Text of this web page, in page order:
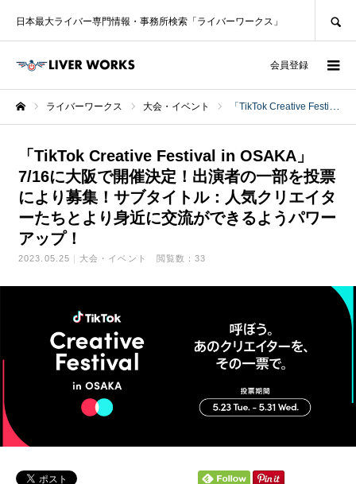
日本最大ライバー専門情報・事務所検索「ライバーワークス」
会員登録
ライバーワークス 大会・イベント 「TikTok Creative Festival in OSAKA」7/16に大阪で開催決定！出演者の一部を投票により募集！サブタイトル：人気クリエイターたちとより身近に交流ができるようパワーアップ！
「TikTok Creative Festival in OSAKA」
7/16に大阪で開催決定！出演者の一部を投票
により募集！サブタイトル：人気クリエイタ
ーたちとより身近に交流ができるようパワー
アップ！
2023.05.25 大会・イベント 閲覧数：33